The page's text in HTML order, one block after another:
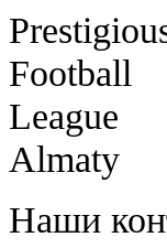
Football
League
Almaty
Наши